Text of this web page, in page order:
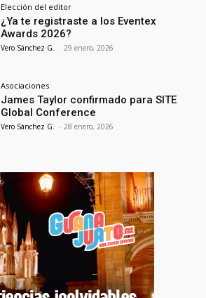
Elección del editor
¿Ya te registraste a los Eventex
Awards 2026?
Vero Sánchez G. - 29 enero, 2026
Asociaciones
James Taylor confirmado para SITE
Global Conference
Vero Sánchez G. - 28 enero, 2026